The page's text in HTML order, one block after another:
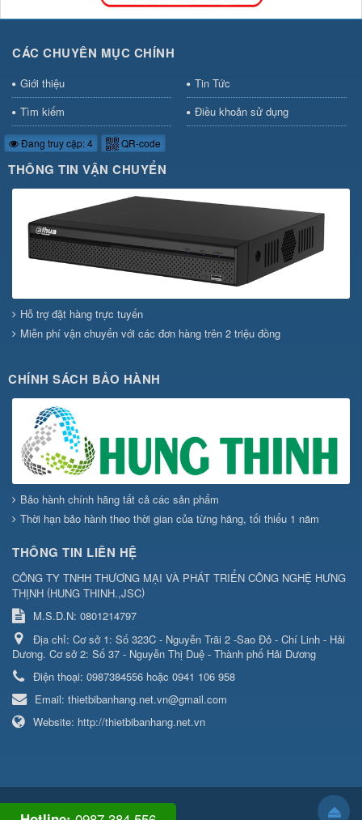
CÁC CHUYÊN MỤC CHÍNH
Giới thiệu
Tin Tức
Tìm kiếm
Điều khoản sử dụng
Đang truy cập: 4 QR-code
THÔNG TIN VẬN CHUYỂN
Hỗ trợ đặt hàng trực tuyến
Miễn phí vận chuyển với các đơn hàng trên 2 triệu đồng
CHÍNH SÁCH BẢO HÀNH
Bảo hành chính hãng tất cả các sản phẩm
Thời hạn bảo hành theo thời gian của từng hãng, tối thiểu 1 năm
THÔNG TIN LIÊN HỆ
CÔNG TY TNHH THƯƠNG MẠI VÀ PHÁT TRIỂN CÔNG NGHỆ HƯNG
THỊNH (HUNG THINH.,JSC)
M.S.D.N: 0801214797
Địa chỉ: Cơ sở 1: Số 323C - Nguyễn Trãi 2 -Sao Đỏ - Chí Linh - Hải
Dương. Cơ sở 2: Số 37 - Nguyễn Thị Duệ - Thành phố Hải Dương
Điện thoại: 0987384556 hoặc 0941 106 958
Email: thietbibanhang.net.vn@gmail.com
Website: http://thietbibanhang.net.vn